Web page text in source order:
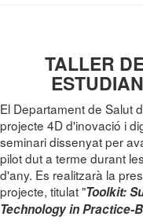
TALLER
El Departament de Salut
projecte 4D d'inovació i
seminari dissenyat per
pilot dut a terme durant
d'any. Es realitzarà la
projecte, titulat "Toolkit:
Technology in Practice-